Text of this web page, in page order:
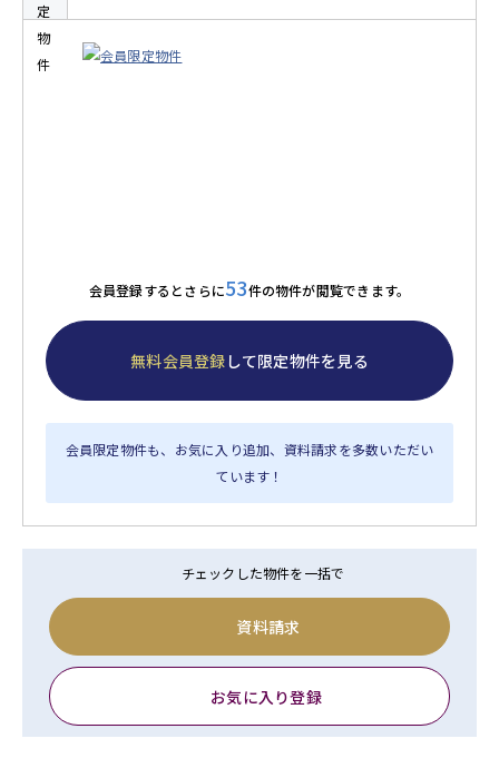
会員登録するとさらに53件の物件が閲覧できます。
無料会員登録 して限定物件を見る
会員限定物件も、お気に入り追加、資料請求を多数いただい
ています！
チェックした物件を一括で
資料請求
お気に入り登録